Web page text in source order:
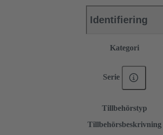
Identifiering
Kategori
Serie
Tillbehörstyp
Tillbehörsbeskrivning